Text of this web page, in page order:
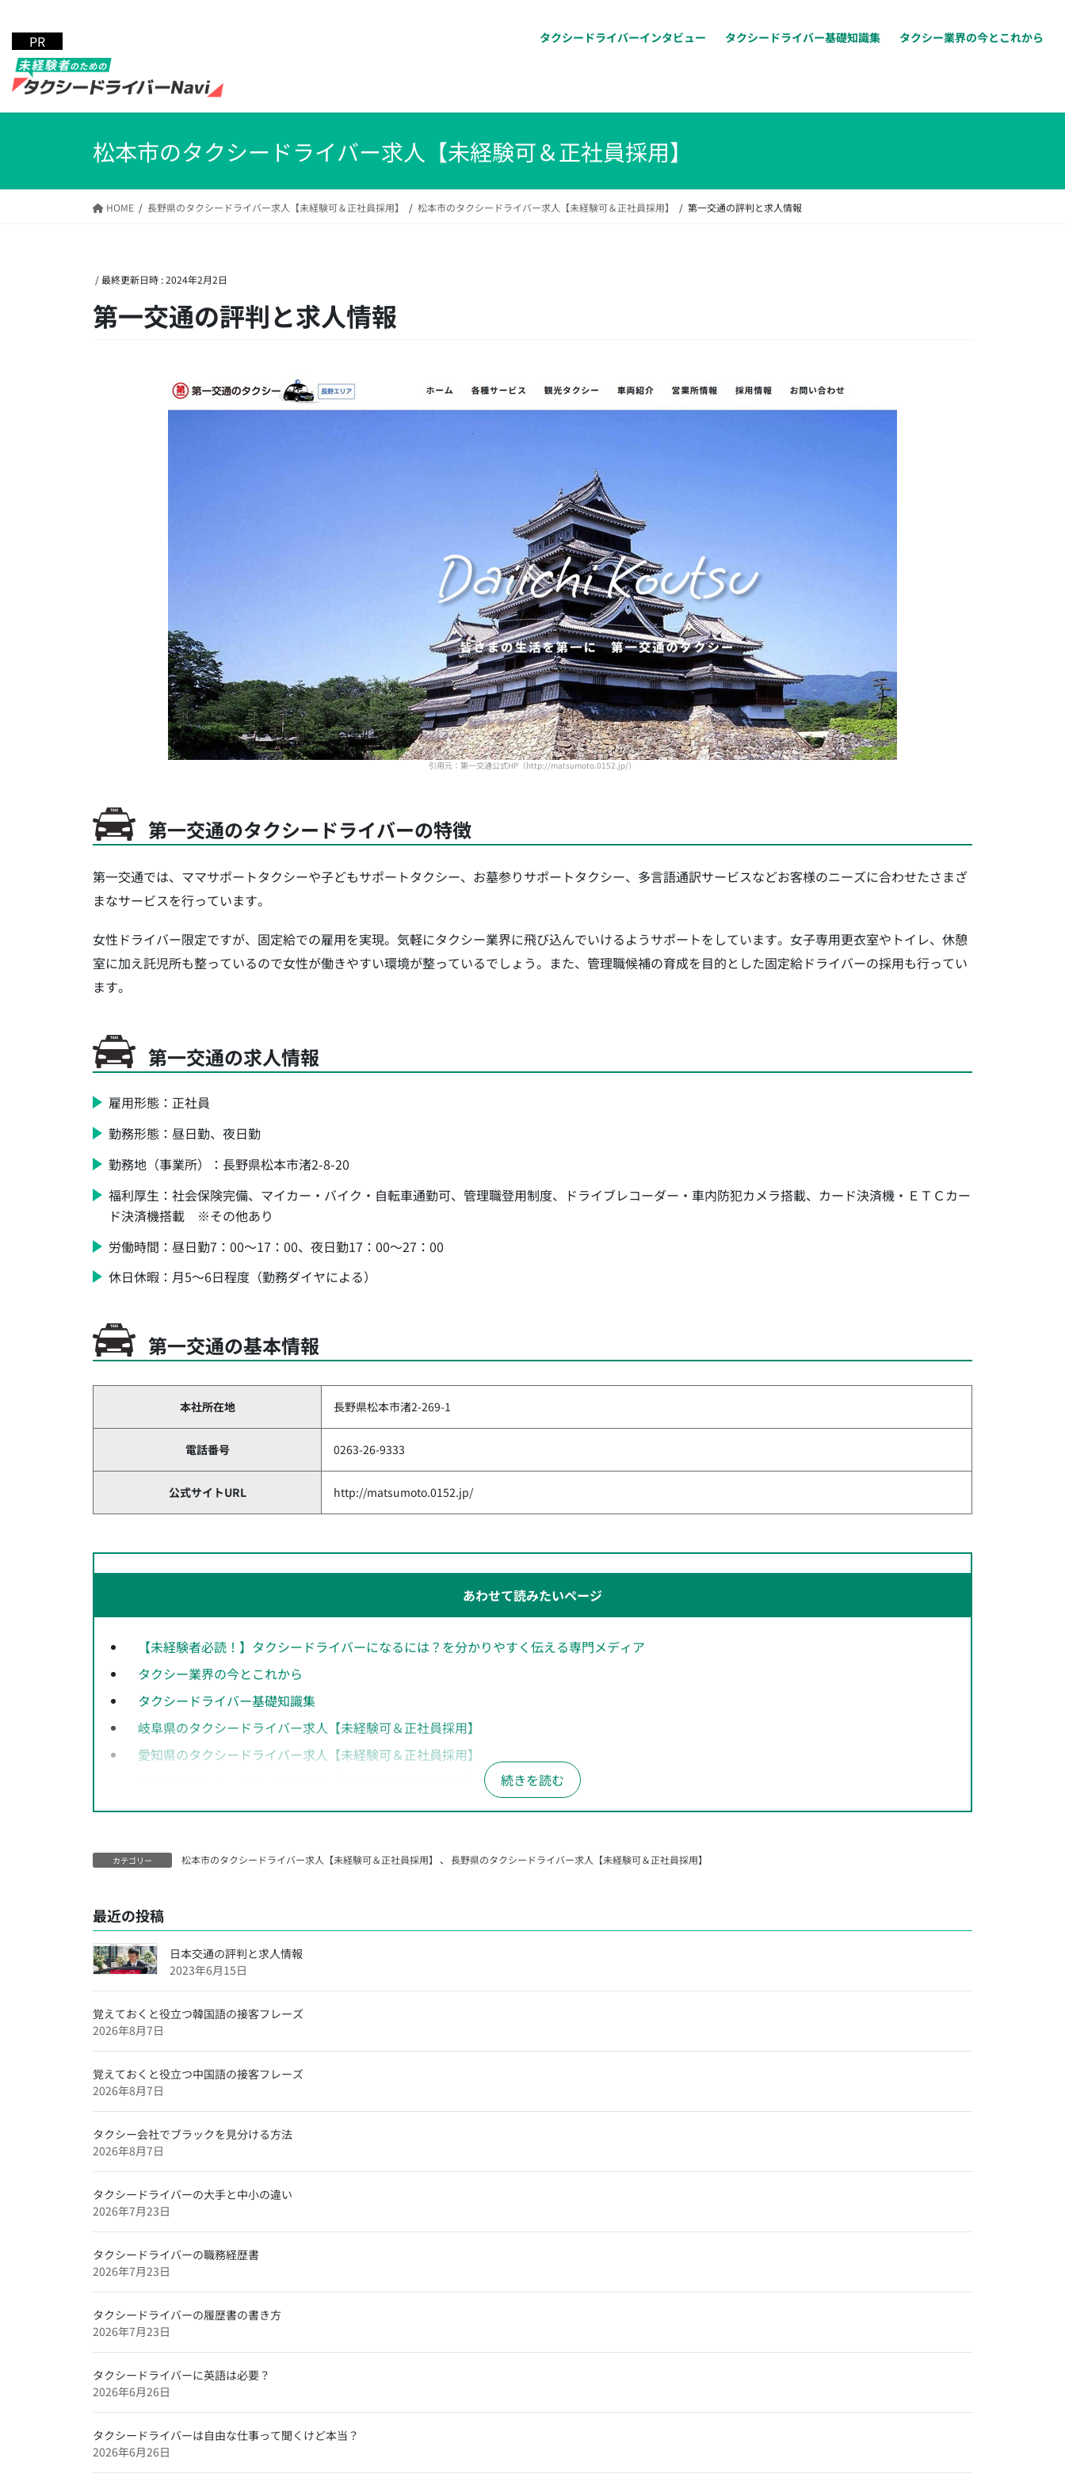
タクシードライバーインタビュー タクシードライバー基礎知識集 タクシー業界の今とこれから
松本市のタクシードライバー求人【未経験可＆正社員採用】
HOME 長野県のタクシードライバー求人【未経験可＆正社員採用】 松本市のタクシードライバー求人【未経験可＆正社員採用】 第一交通の評判と求人情報
/ 最終更新日時 :2024年2月2日
第一交通の評判と求人情報
引用元：第一交通公式HP（http://matsumoto.0152.jp/）
第一交通のタクシードライバーの特徴
第一交通では、ママサポートタクシーや子どもサポートタクシー、お墓参りサポートタクシー、多言語通訳サービスなどお客様のニーズに合わせたさまざ
まなサービスを行っています。
女性ドライバー限定ですが、固定給での雇用を実現。気軽にタクシー業界に飛び込んでいけるようサポートをしています。女子専用更衣室やトイレ、休憩
室に加え託児所も整っているので女性が働きやすい環境が整っているでしょう。また、管理職候補の育成を目的とした固定給ドライバーの採用も行ってい
ます。
第一交通の求人情報
雇用形態：正社員
勤務形態：昼日勤、夜日勤
勤務地（事業所）：長野県松本市渚2-8-20
福利厚生：社会保険完備、マイカー・バイク・自転車通勤可、管理職登用制度、ドライブレコーダー・車内防犯カメラ搭載、カード決済機・ＥＴＣカー
ド決済機搭載 ※その他あり
労働時間：昼日勤7：00～17：00、夜日勤17：00～27：00
休日休暇：月5～6日程度（勤務ダイヤによる）
第一交通の基本情報
本社所在地 長野県松本市渚2-269-1
電話番号 0263-26-9333
公式サイトURL http://matsumoto.0152.jp/
あわせて読みたいページ
【未経験者必読！】タクシードライバーになるには？を分かりやすく伝える専門メディア
タクシー業界の今とこれから
タクシードライバー基礎知識集
岐阜県のタクシードライバー求人【未経験可＆正社員採用】
愛知県のタクシードライバー求人【未経験可＆正社員採用】
神奈川県のタクシードライバー求人【未経験可＆正社員採用】
埼玉県のタクシードライバー求人【未経験可＆正社員採用】
沖縄県のタクシードライバー求人【未経験可＆正社員採用】
福岡県のタクシードライバー求人【未経験可＆正社員採用】
愛媛県のタクシードライバー求人【未経験可＆正社員採用】
広島県のタクシードライバー求人【未経験可＆正社員採用】
滋賀県のタクシードライバー求人【未経験可＆正社員採用】
兵庫県のタクシードライバー求人【未経験可＆正社員採用】
京都府のタクシードライバー求人【未経験可＆正社員採用】
北海道のタクシードライバー求人【未経験可＆正社員採用】
特集企業
【特集】
タクシードライバーインタビュー
奈良のタクシードライバー求人【未経験可＆正社員採用】
カテゴリー 松本市のタクシードライバー求人【未経験可＆正社員採用】 、 長野県のタクシードライバー求人【未経験可＆正社員採用】
最近の投稿
日本交通の評判と求人情報
2023年6月15日
覚えておくと役立つ韓国語の接客フレーズ
2026年8月7日
覚えておくと役立つ中国語の接客フレーズ
2026年8月7日
タクシー会社でブラックを見分ける方法
2026年8月7日
タクシードライバーの大手と中小の違い
2026年7月23日
タクシードライバーの職務経歴書
2026年7月23日
タクシードライバーの履歴書の書き方
2026年7月23日
タクシードライバーに英語は必要？
2026年6月26日
タクシードライバーは自由な仕事って聞くけど本当？
2026年6月26日